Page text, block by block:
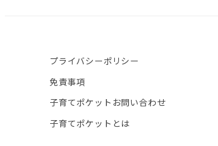
プライバシーポリシー
免責事項
子育てポケットお問い合わせ
子育てポケットとは